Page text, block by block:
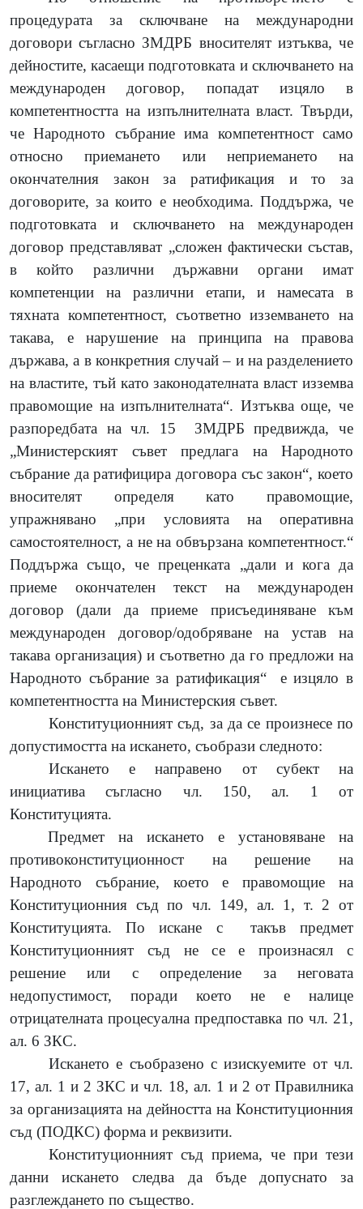
процедурата за сключване на международни
договори съгласно ЗМДРБ вносителят изтъква, че
дейностите, касаещи подготовката и сключването на
международен договор, попадат изцяло в
компетентността на изпълнителната власт. Твърди,
че Народното събрание има компетентност само
относно приемането или неприемането на
окончателния закон за ратификация и то за
договорите, за които е необходима. Поддържа, че
подготовката и сключването на международен
договор представляват „сложен фактически състав,
в който различни държавни органи имат
компетенции на различни етапи, и намесата в
тяхната компетентност, съответно изземването на
такава, е нарушение на принципа на правова
държава, а в конкретния случай – и на разделението
на властите, тъй като законодателната власт изземва
правомощие на изпълнителната“. Изтъква още, че
разпоредбата на чл. 15
ЗМДРБ предвижда, че
„Министерският съвет предлага на Народното
събрание да ратифицира договора със закон“, което
вносителят определя като правомощие,
упражнявано „при условията на оперативна
самостоятелност, а не на обвързана компетентност.“
Поддържа също, че преценката „дали и кога да
приеме окончателен текст на международен
договор (дали да приеме присъединяване към
международен договор/одобряване на устав на
такава организация) и съответно да го предложи на
Народното събрание за ратификация“
е изцяло в
компетентността на Министерския съвет.
Конституционният съд, за да се произнесе по
допустимостта на искането, съобрази следното:
Искането е направено от субект на
инициатива съгласно чл. 150, ал.
1 от
Конституцията.
Предмет на искането е установяване на
противоконституционност на решение на
Народното събрание, което е правомощие на
Конституционния съд по чл. 149, ал. 1, т. 2 от
Конституцията. По искане с
такъв предмет
Конституционният съд не се е произнасял с
решение или с определение за неговата
недопустимост, поради което не е налице
отрицателната процесуална предпоставка по чл. 21,
ал. 6 ЗКС.
Искането е съобразено с изискуемите от чл.
17, ал. 1 и 2 ЗКС и чл. 18, ал. 1 и 2 от Правилника
за организацията на дейността на Конституционния
съд (ПОДКС) форма и реквизити.
Конституционният съд приема, че при тези
данни искането следва да бъде допуснато за
разглеждането по същество.